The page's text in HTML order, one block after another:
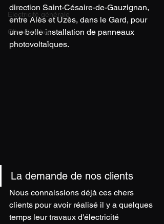
Electricité générale
Climatisation
direction Saint-Césaire-de-Gauzignan,
entre Alès et Uzès, dans le Gard, pour
une belle installation de panneaux
photovoltaïques.
La demande de nos clients
Nous connaissions déjà ces chers
clients pour avoir réalisé il y a quelques
temps leur travaux d'électricité